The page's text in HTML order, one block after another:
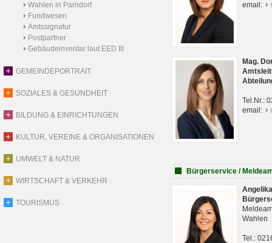
Wahlen in Parndorf
Fundwesen
Amtssignatur
Postpartner
Gebäudeinventar laut EED III
GEMEINDEPORTRAIT
SOZIALES & GESUNDHEIT
BILDUNG & EINRICHTUNGEN
KULTUR, VEREINE & ORGANISATIONEN
UMWELT & NATUR
WIRTSCHAFT & VERKEHR
TOURISMUS
email:
Mag.
Tel.Nr.:
email:
Bürgerservice /
Wahlen
Tel.: